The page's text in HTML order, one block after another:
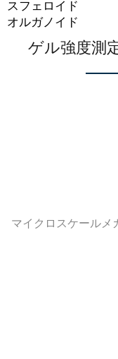
スフェロイド
オルガノイド
ゲル強度測
マイクロスケールメ